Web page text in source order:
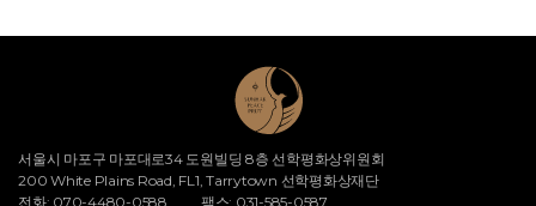
서울시 마포구 마포대로34 도원빌딩 8층 선학평화상위원회
200 White Plains Road, FL1, Tarrytown 선학평화상재단
전화: 070-4480-0588
팩스: 031-585-0587